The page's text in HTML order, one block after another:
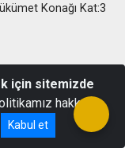
Konağı Kat:3
için sitemizde
hakkında
Kabul et